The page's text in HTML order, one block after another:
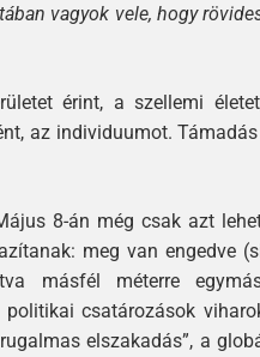
vagyok vele, hogy
érint, a szellemi
az individuumot.
8-án még csak azt
meg van engedve
másfél méterre
csatározások
elszakadás”, a